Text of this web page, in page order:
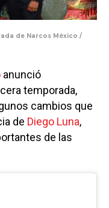
de Narcos México /
anunció
temporada,
cambios que
de Diego Luna,
de las